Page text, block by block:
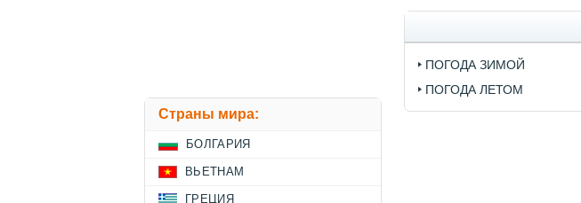
ПОГОДА ЗИМОЙ
ПОГОДА ЛЕТОМ
Страны мира:
БОЛГАРИЯ
ВЬЕТНАМ
ГРЕЦИЯ